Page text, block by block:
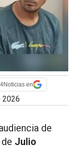
en
2026
de
Julio